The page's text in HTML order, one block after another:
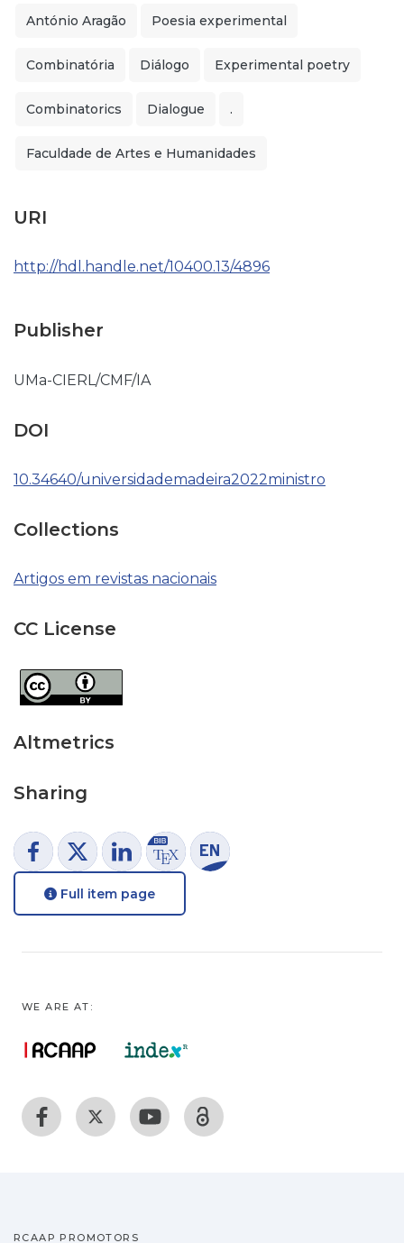
António Aragão Poesia experimental
Combinatória Diálogo Experimental poetry
Combinatorics Dialogue .
Faculdade de Artes e Humanidades
URI
http://hdl.handle.net/10400.13/4896
Publisher
UMa-CIERL/CMF/IA
DOI
10.34640/universidademadeira2022ministro
Collections
Artigos em revistas nacionais
CC License
Altmetrics
Sharing
Full item page
WE ARE AT:
RCAAP PROMOTORS